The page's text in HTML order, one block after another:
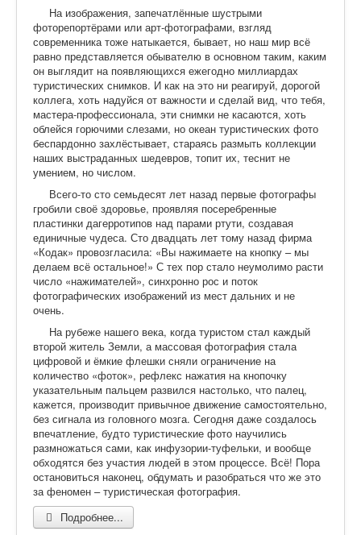
На изображения, запечатлённые шустрыми
фоторепортёрами или арт-фотографами, взгляд
современника тоже натыкается, бывает, но наш мир всё
равно представляется обывателю в основном таким, каким
он выглядит на появляющихся ежегодно миллиардах
туристических снимков. И как на это ни реагируй, дорогой
коллега, хоть надуйся от важности и сделай вид, что тебя,
мастера-профессионала, эти снимки не касаются, хоть
облейся горючими слезами, но океан туристических фото
беспардонно захлёстывает, стараясь размыть коллекции
наших выстраданных шедевров, топит их, теснит не
умением, но числом.
Всего-то сто семьдесят лет назад первые фотографы
гробили своё здоровье, проявляя посеребренные
пластинки дагерротипов над парами ртути, создавая
единичные чудеса. Сто двадцать лет тому назад фирма
«Кодак» провозгласила: «Вы нажимаете на кнопку – мы
делаем всё остальное!» С тех пор стало неумолимо расти
число «нажимателей», синхронно рос и поток
фотографических изображений из мест дальних и не
очень.
На рубеже нашего века, когда туристом стал каждый
второй житель Земли, а массовая фотография стала
цифровой и ёмкие флешки сняли ограничение на
количество «фоток», рефлекс нажатия на кнопочку
указательным пальцем развился настолько, что палец,
кажется, производит привычное движение самостоятельно,
без сигнала из головного мозга. Сегодня даже создалось
впечатление, будто туристические фото научились
размножаться сами, как инфузории-туфельки, и вообще
обходятся без участия людей в этом процессе. Всё! Пора
остановиться наконец, обдумать и разобраться что же это
за феномен – туристическая фотография.
Подробнее...